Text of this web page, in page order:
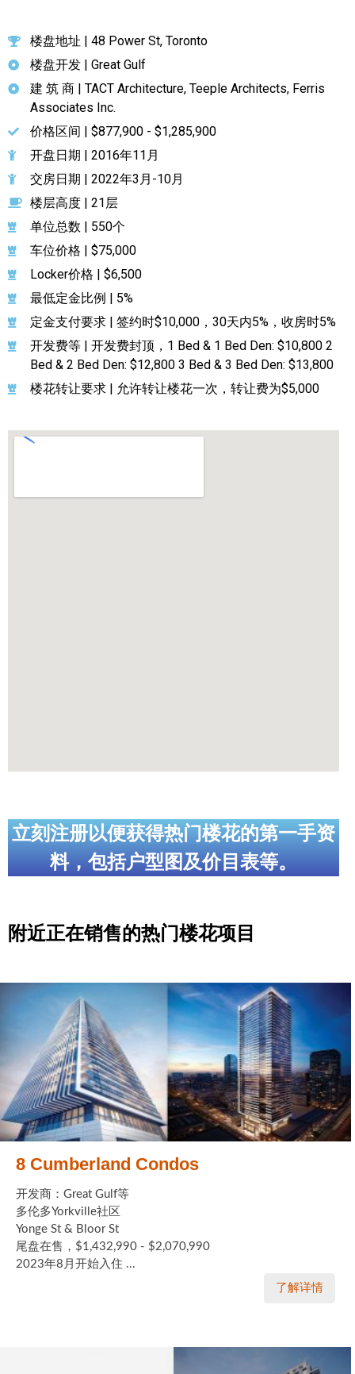
楼盘地址 | 48 Power St, Toronto
楼盘开发 | Great Gulf
建 筑 商 | TACT Architecture, Teeple Architects, Ferris
Associates Inc.
价格区间 | $877,900 - $1,285,900
开盘日期 | 2016年11月
交房日期 | 2022年3月-10月
楼层高度 | 21层
单位总数 | 550个
车位价格 | $75,000
Locker价格 | $6,500
最低定金比例 | 5%
定金支付要求 | 签约时$10,000，30天内5%，收房时5%
开发费等 | 开发费封顶，1 Bed & 1 Bed Den: $10,800 2
Bed & 2 Bed Den: $12,800 3 Bed & 3 Bed Den: $13,800
楼花转让要求 | 允许转让楼花一次，转让费为$5,000
立刻注册以便获得热门楼花的第一手资
料，包括户型图及价目表等。
附近正在销售的热门楼花项目
8 Cumberland Condos
开发商：Great Gulf等
多伦多Yorkville社区
Yonge St & Bloor St
尾盘在售，$1,432,990 - $2,070,990
2023年8月开始入住 ...
了解详情